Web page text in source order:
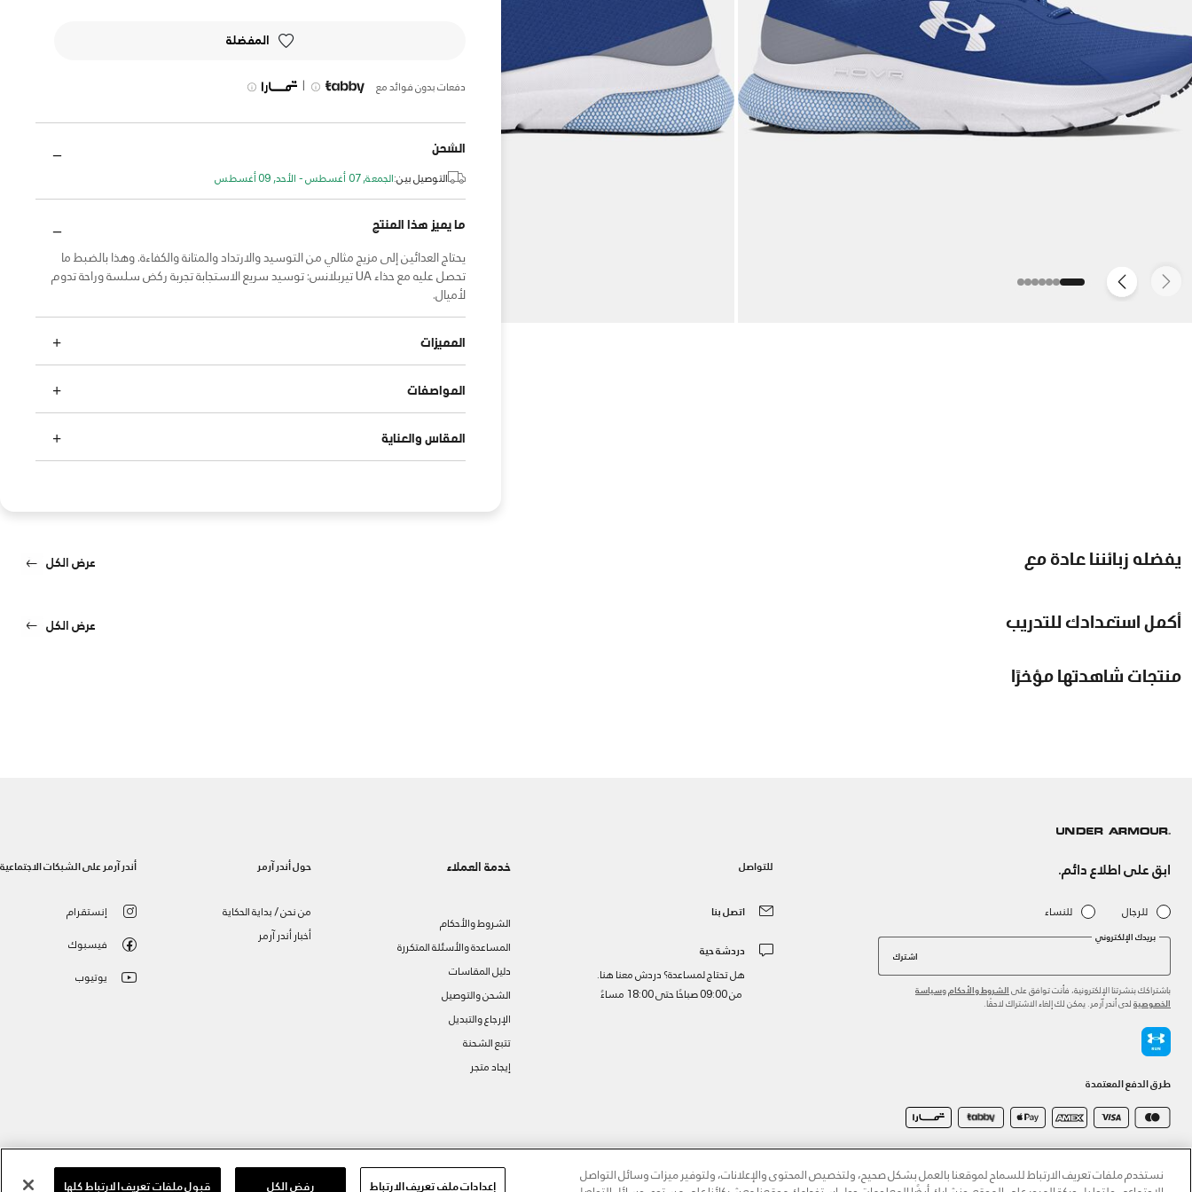
المفضلة
دفعات بدون فوائد مع |
الشحن
التوصيل بين:الجمعة, 07 أغسطس - الأحد, 09 أغسطس
ما يميز هذا المنتج
يحتاج العدائين إلى مزيج مثالي من التوسيد والارتداد والمتانة والكفاءة. وهذا بالضبط ما
تحصل عليه مع حذاء UA تيربلانس: توسيد سريع الاستجابة تجربة ركض سلسة وراحة تدوم
لأميال.
المميزات
المواصفات
المقاس والعناية
يفضله زبائننا عادة مع عرض الكل
أكمل استعدادك للتدريب عرض الكل
منتجات شاهدتها مؤخرًا
ابق على اطلاع دائم.
للرجال للنساء
بريدك الإلكتروني
اشترك
باشتراكك بنشرتنا الإلكترونية، فأنت توافق على الشروط والأحكام وسياسة
الخصوصية لدى أندر آرمر. يمكن لك إلغاء الاشتراك لاحقًا.
طرق الدفع المعتمدة
للتواصل
اتصل بنا
دردشة حية
هل تحتاج لمساعدة؟ دردش معنا هنا.
من 09:00 صباحًا حتى 18:00 مساءً
خدمة العملاء
الشروط والأحكام
المساعدة والأسئلة المتكررة
دليل المقاسات
الشحن والتوصيل
الإرجاع والتبديل
تتبع الشحنة
إيجاد متجر
حول أندر آرمر
من نحن / بداية الحكاية
أخبار أندر آرمر
أندر آرمر على الشبكات الاجتماعية
إنستقرام
فيسبوك
يوتيوب
نستخدم ملفات تعريف الارتباط للسماح لموقعنا بالعمل بشكل صحيح، ولتخصيص المحتوى والإعلانات، ولتوفير ميزات وسائل التواصل
إعدادات ملف تعريف الارتباط رفض الكل قبول ملفات تعريف الارتباط كلها